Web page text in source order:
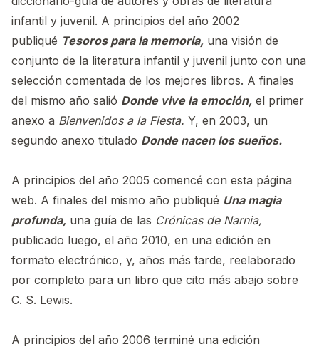
infantil y juvenil. A principios del año 2002
publiqué Tesoros para la memoria, una visión de
conjunto de la literatura infantil y juvenil junto con una
selección comentada de los mejores libros. A finales
del mismo año salió Donde vive la emoción, el primer
anexo a Bienvenidos a la Fiesta. Y, en 2003, un
segundo anexo titulado Donde nacen los sueños.
A principios del año 2005 comencé con esta página
web. A finales del mismo año publiqué Una magia
profunda, una guía de las Crónicas de Narnia,
publicado luego, el año 2010, en una edición en
formato electrónico, y, años más tarde, reelaborado
por completo para un libro que cito más abajo sobre
C. S. Lewis.
A principios del año 2006 terminé una edición